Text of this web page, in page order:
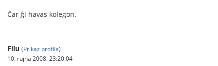
Ĉar ĝi havas kolegon.
Filu (Prikaz profila)
10. rujna 2008. 23:20:04